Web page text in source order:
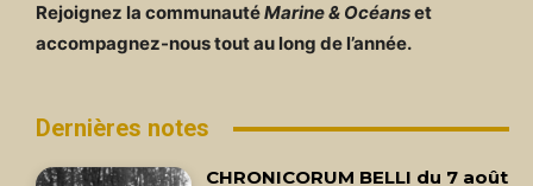
Rejoignez la communautéMarine & Océanset
accompagnez-nous tout au long de l’année.
Dernières notes
CHRONICORUM BELLI du 7 août